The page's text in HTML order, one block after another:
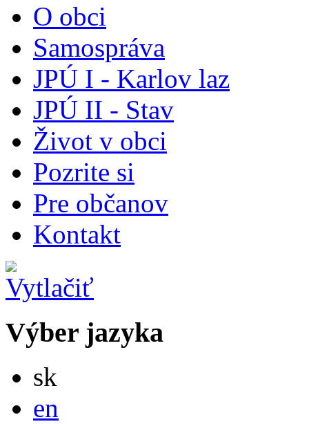
O obci
Samospráva
JPÚ I - Karlov laz
JPÚ II - Stav
Život v obci
Pozrite si
Pre občanov
Kontakt
Výber jazyka
sk
en